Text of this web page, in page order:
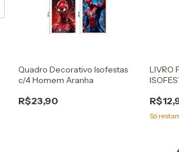
Quadro Decorativo Isofestas
c/4 Homem Aranha
R$23,90
LIVRO
Só